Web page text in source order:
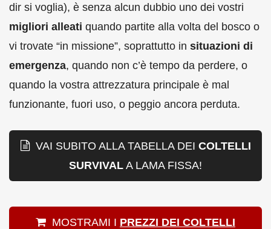
dir si voglia), è senza alcun dubbio uno dei vostri
migliori alleati quando partite alla volta del bosco o
vi trovate “in missione”, soprattutto in situazioni di
emergenza, quando non c’è tempo da perdere, o
quando la vostra attrezzatura principale è mal
funzionante, fuori uso, o peggio ancora perduta.
VAI SUBITO ALLA TABELLA DEI COLTELLI
SURVIVAL A LAMA FISSA!
MOSTRAMI I PREZZI DEI COLTELLI